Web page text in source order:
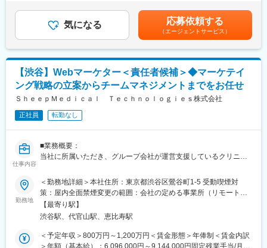
海外の様々な医療機器・美容機器等を紹介していました。
◎2011年に医療コンサルティング会社と合併し、2012年10月よ
り医療に特化したコンサルティングを主軸とした事業を展開して
◎クリニックでは、当社の受付スタッフやカウンセラーが実務面
をしっかりサポートいるため、既存店舗のサポートだけでなく新
規開院も計画しています。今後は既存のクリニック以外に対して
も積極的にコンサルティング事業を展開する予定です。
■業務内容詳細：
◇各WEB媒体の広告運用と関連業務全般
・Googleリスティング広告、SNS広告を中心に運用
・LPOの企画立案からLP制作のディレクション・広告バナー／動
画広告／記事LP／LP／HP／ステップメール etc. の企画・ライテ
ィング・制作ディレクション・制作物ディレクション業務に関わ
る社内、社外関係者との折衝
※スキル次第では、更に上流のペルソナ設計や適切な訴求プランの
構築などもお任せしたいと思っています。
■組織構成
意とする分野で活躍いただいております。
30代～40代のメンバーがほとんどで、若手にも活躍のチャンスが
あります。
遠方のメンバーもいるため、フルリモートが基本となります。そ
あくまでも目安の金額であり、選考を通じて上下する可能性があ
ります。月給(月額)は固定手当を含めた表記です。
気になる 応募依頼する
（エージェントサービス）
【渋谷】Webマーケター＜責任者候補＞◆マーケテイ
ング戦略の立案からチームマネジメントまでをお任せ
ＳｈｅｅｐＭｅｄｉｃａｌ Ｔｅｃｈｎｏｌｏｇｉｅｓ株式会社
正社員 転勤なし
仕事内容
■業務概要：
当社に所属いただき、グループ会社が運営支援しているクリニッ
■業務内容詳細：
◇マーケティング戦略の立案
※分析した数値・市場のトレンドを元に、担当する事業の売上を最
大化するためのマーケティング戦略の立案・遂行
◇事業計画の立案から実行まで
※立案した戦略を軸に事業計画の立案から実行までをお任せしま
勤務地
＜勤務地詳細＞本社住所：東京都渋谷区鶯谷町1-5 受動喫煙対
策：屋内全面禁煙変更の範囲：会社の定める事業所（リモートワ
ーク含む）
【最寄り駅】
渋谷駅、代官山駅、恵比寿駅
＜予定年収＞800万円～1,200万円＜賃金形態＞年俸制＜賃金内訳
＞年額（基本給）：6,096,000円～9,144,000円固定残業手当/月：